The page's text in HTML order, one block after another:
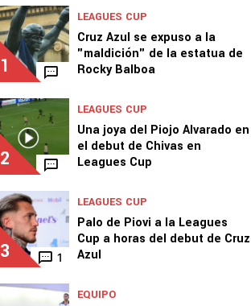
1
LEAGUES CUP
Cruz Azul se expuso a la
"maldición" de la estatua de
Rocky Balboa
2
LEAGUES CUP
Una joya del Piojo Alvarado en
el debut de Chivas en
Leagues Cup
3 1
LEAGUES CUP
Palo de Piovi a la Leagues
Cup a horas del debut de Cruz
Azul
EQUIPO